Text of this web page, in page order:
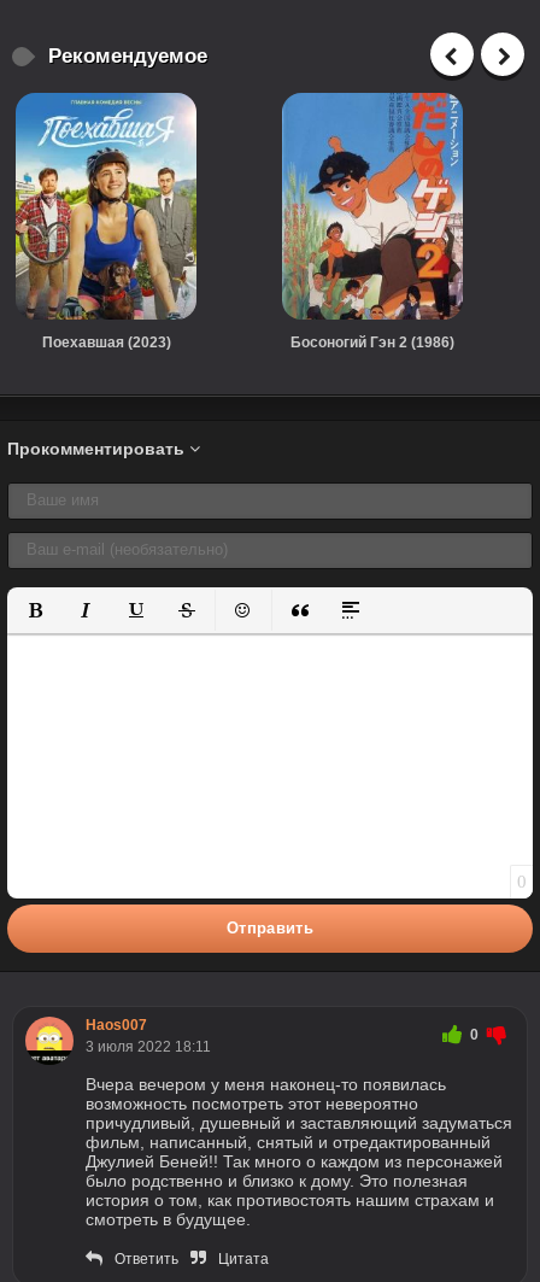
Рекомендуемое
Поехавшая (2023) Босоногий Гэн 2 (1986)
Прокомментировать
Полужирный
КурсивПодчеркнутый
ЗачеркнутыйВставить смайлик
Вставка цитаты
Вставка спойлера
0
Отправить
Haos007
3 июля 2022 18:11
0
Вчера вечером у меня наконец-то появилась
возможность посмотреть этот невероятно
причудливый, душевный и заставляющий задуматься
фильм, написанный, снятый и отредактированный
Джулией Беней!! Так много о каждом из персонажей
было родственно и близко к дому. Это полезная
история о том, как противостоять нашим страхам и
смотреть в будущее.
Ответить Цитата